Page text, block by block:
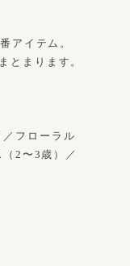
アイテム。
とまります。
フローラル
2〜3歳）／